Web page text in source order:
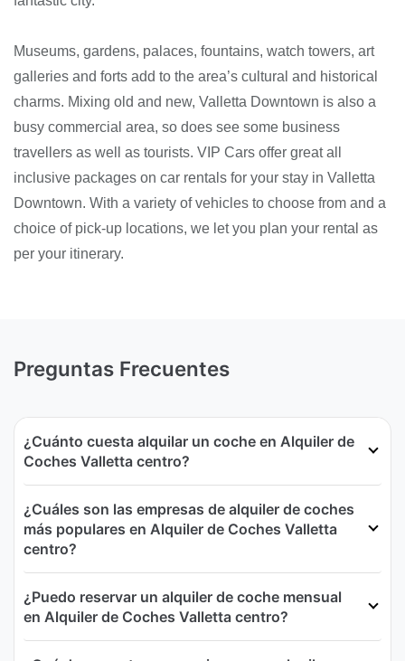
Museums, gardens, palaces, fountains, watch towers, art
galleries and forts add to the area’s cultural and historical
charms. Mixing old and new, Valletta Downtown is also a
busy commercial area, so does see some business
travellers as well as tourists. VIP Cars offer great all
inclusive packages on car rentals for your stay in Valletta
Downtown. With a variety of vehicles to choose from and a
choice of pick-up locations, we let you plan your rental as
per your itinerary.
Preguntas Frecuentes
¿Cuánto cuesta alquilar un coche en Alquiler de
Coches Valletta centro?
¿Cuáles son las empresas de alquiler de coches
más populares en Alquiler de Coches Valletta
centro?
¿Puedo reservar un alquiler de coche mensual
en Alquiler de Coches Valletta centro?